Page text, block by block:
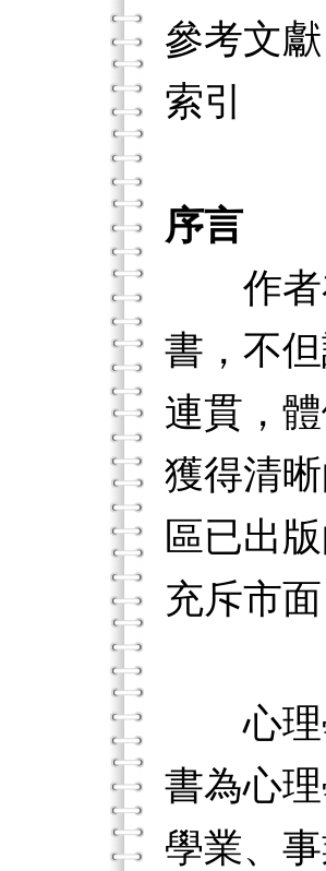
參考文獻
索引
序言
作者在
書，不
連貫，
獲得清
區已出
充斥市
心理學
書為心
學業、